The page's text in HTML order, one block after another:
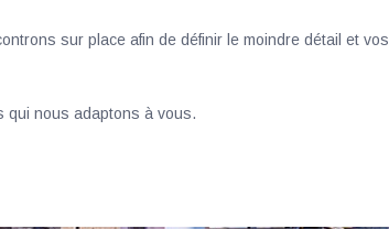
sur place afin de définir le moindre détail et vos
qui nous adaptons à vous.